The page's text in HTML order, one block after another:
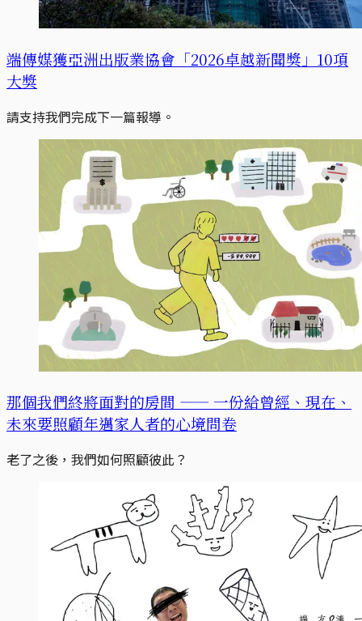
端傳媒獲亞洲出版業協會「2026卓越新聞獎」10項
大獎
請支持我們完成下一篇報導。
那個我們終將面對的房間 —— 一份給曾經、現在、
未來要照顧年邁家人者的心境問卷
老了之後，我們如何照顧彼此？